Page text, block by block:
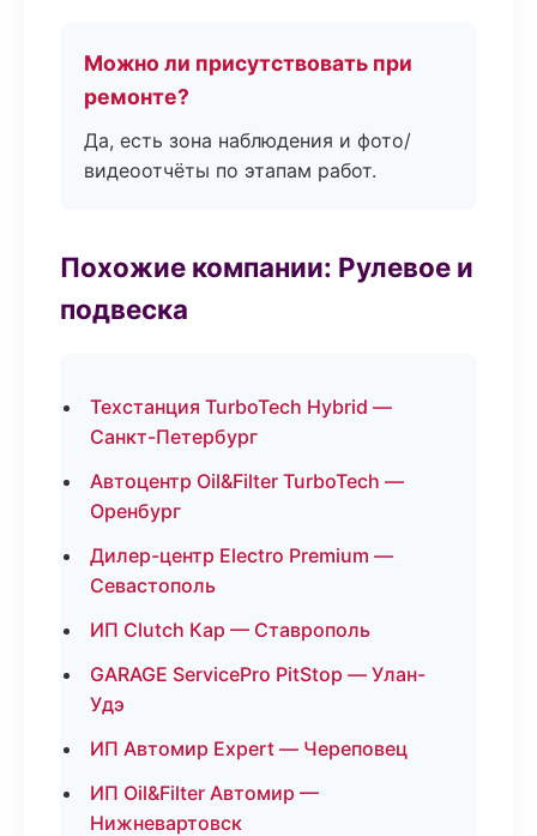
Можно ли присутствовать при
ремонте?
Да, есть зона наблюдения и фото/
видеоотчёты по этапам работ.
Похожие компании: Рулевое и
подвеска
Техстанция TurboTech Hybrid —
Санкт-Петербург
Автоцентр Oil&Filter TurboTech —
Оренбург
Дилер-центр Electro Premium —
Севастополь
ИП Clutch Кар — Ставрополь
GARAGE ServicePro PitStop — Улан-
Удэ
ИП Автомир Expert — Череповец
ИП Oil&Filter Автомир —
Нижневартовск